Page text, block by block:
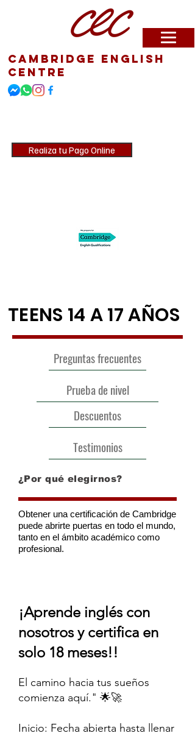
Cambridge English
Centre
Realiza tu Pago Online
TEENS 14 A 17 AÑOS
Preguntas frecuentes
Prueba de nivel
Descuentos
Testimonios
¿Por qué elegirnos?
Obtener una certificación de Cambridge
puede abrirte puertas en todo el mundo,
tanto en el ámbito académico como
profesional.
¡Aprende inglés con
nosotros y certifica en
solo 18 meses!!
El camino hacia tus sueños
comienza aquí." 🌟🚀
Inicio: Fecha abierta hasta llenar